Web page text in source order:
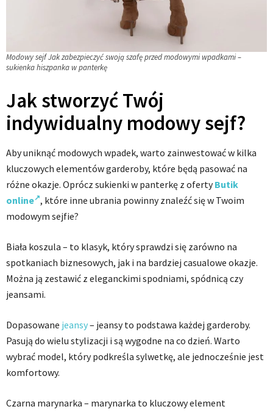
Modowy sejf Jak zabezpieczyć swoją szafę przed modowymi wpadkami –
sukienka hiszpanka w panterkę
Jak stworzyć Twój
indywidualny modowy sejf?
Aby uniknąć modowych wpadek, warto zainwestować w kilka
kluczowych elementów garderoby, które będą pasować na
różne okazje. Oprócz sukienki w panterkę z ofertyButik
online , które inne ubrania powinny znaleźć się w Twoim
modowym sejfie?
Biała koszula – to klasyk, który sprawdzi się zarówno na
spotkaniach biznesowych, jak i na bardziej casualowe okazje.
Można ją zestawić z eleganckimi spodniami, spódnicą czy
jeansami.
Dopasowane jeansy– jeansy to podstawa każdej garderoby.
Pasują do wielu stylizacji i są wygodne na co dzień. Warto
wybrać model, który podkreśla sylwetkę, ale jednocześnie jest
komfortowy.
Czarna marynarka – marynarka to kluczowy element